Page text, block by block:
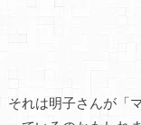
それは明子さんが「